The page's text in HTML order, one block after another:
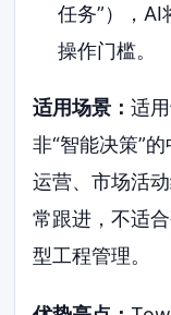
任务”），AI
操作门槛。
适用场景：适
非“智能决策”
运营、市场活
常跟进，不适
型工程管理。